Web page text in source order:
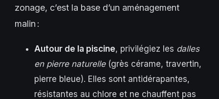
zonage, c’est la base d’un aménagement
malin :
Autour de la piscine, privilégiez les dalles
en pierre naturelle(grès cérame, travertin,
pierre bleue). Elles sont antidérapantes,
résistantes au chlore et ne chauffent pas